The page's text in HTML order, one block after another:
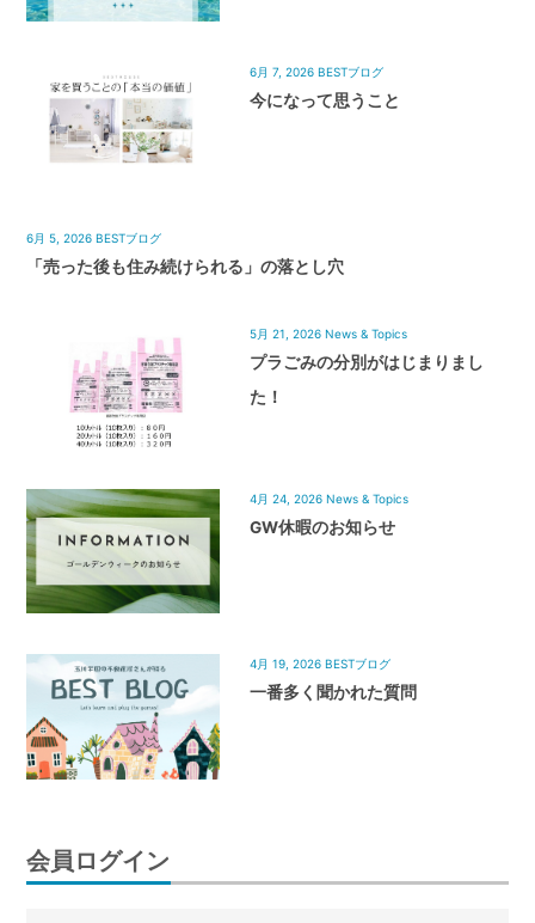
6月 7, 2026 BESTブログ
今になって思うこと
6月 5, 2026 BESTブログ
「売った後も住み続けられる」の落とし穴
5月 21, 2026 News & Topics
プラごみの分別がはじまりまし
た！
4月 24, 2026 News & Topics
GW休暇のお知らせ
4月 19, 2026 BESTブログ
一番多く聞かれた質問
会員ログイン